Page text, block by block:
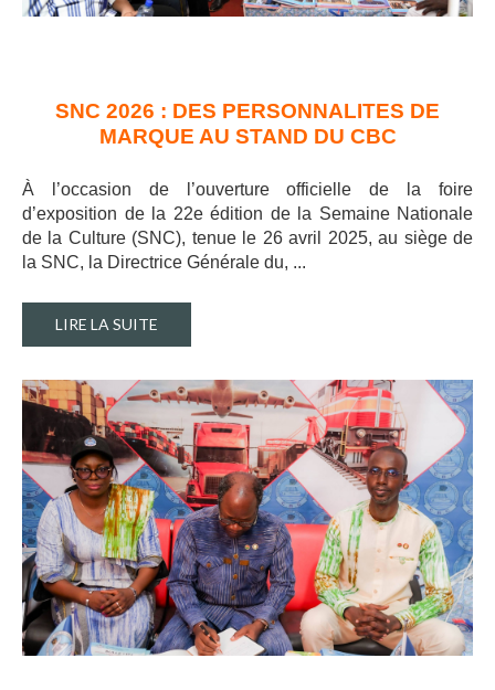
SNC 2026 : DES PERSONNALITES DE
MARQUE AU STAND DU CBC
À l’occasion de l’ouverture officielle de la foire
d’exposition de la 22e édition de la Semaine Nationale
de la Culture (SNC), tenue le 26 avril 2025, au siège de
la SNC, la Directrice Générale du, ...
LIRE LA SUITE